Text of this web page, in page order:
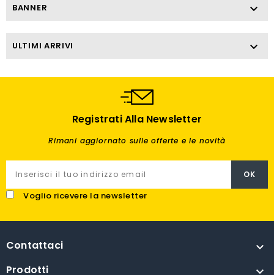
BANNER 
ULTIMI ARRIVI 
Registrati Alla Newsletter
Rimani aggiornato sulle offerte e le novità
Voglio ricevere la newsletter
Contattaci 
Prodotti 